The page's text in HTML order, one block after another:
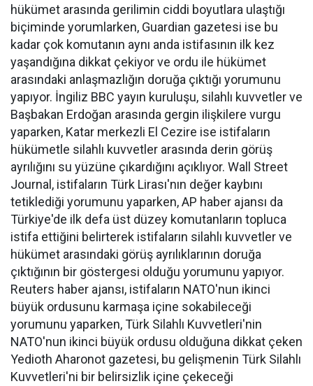
hükümet arasında gerilimin ciddi boyutlara ulaştığı
biçiminde yorumlarken, Guardian gazetesi ise bu
kadar çok komutanın aynı anda istifasının ilk kez
yaşandığına dikkat çekiyor ve ordu ile hükümet
arasındaki anlaşmazlığın doruğa çıktığı yorumunu
yapıyor. İngiliz BBC yayın kuruluşu, silahlı kuvvetler ve
Başbakan Erdoğan arasında gergin ilişkilere vurgu
yaparken, Katar merkezli El Cezire ise istifaların
hükümetle silahlı kuvvetler arasında derin görüş
ayrılığını su yüzüne çıkardığını açıklıyor. Wall Street
Journal, istifaların Türk Lirası'nın değer kaybını
tetiklediği yorumunu yaparken, AP haber ajansı da
Türkiye'de ilk defa üst düzey komutanların topluca
istifa ettiğini belirterek istifaların silahlı kuvvetler ve
hükümet arasındaki görüş ayrılıklarının doruğa
çıktığının bir göstergesi olduğu yorumunu yapıyor.
Reuters haber ajansı, istifaların NATO'nun ikinci
büyük ordusunu karmaşa içine sokabileceği
yorumunu yaparken, Türk Silahlı Kuvvetleri'nin
NATO'nun ikinci büyük ordusu olduğuna dikkat çeken
Yedioth Aharonot gazetesi, bu gelişmenin Türk Silahlı
Kuvvetleri'ni bir belirsizlik içine çekeceği